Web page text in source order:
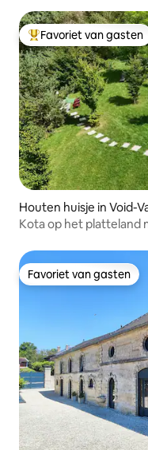
Topfavoriet van gasten
Favoriet van gasten
Houten huisje in Void-
Kota op het platteland
Favoriet van gasten
Favoriet van gasten